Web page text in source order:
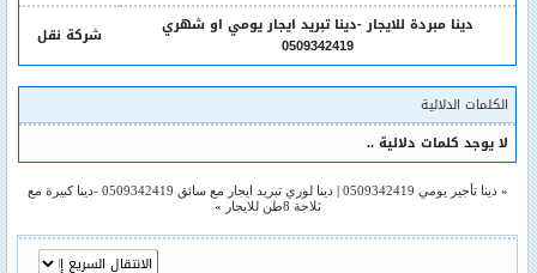
دينا مبردة للايجار -دينا تبريد ايجار يومي او شهري
0509342419
شركة نقل
الكلمات الدلالية
لا يوجد كلمات دلالية ..
«دينا تأجير يومي 0509342419 |
دينا لوري تبريد ايجار مع سائق 0509342419 -دينا كبيرة مع
ثلاجة 8طن للايجار
»